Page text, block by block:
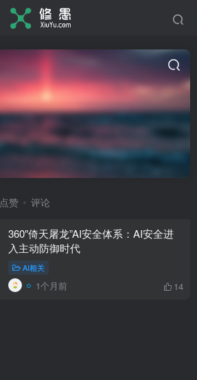
点赞 评论
360″倚天屠龙”AI安全体系：AI安全进
入主动防御时代
AI相关
1个月前 14